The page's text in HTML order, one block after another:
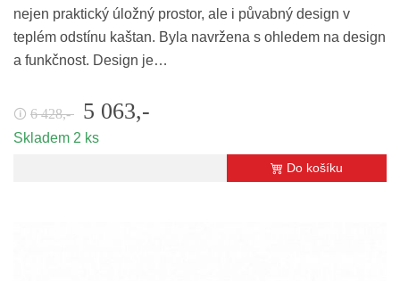
nejen praktický úložný prostor, ale i půvabný design v
teplém odstínu kaštan. Byla navržena s ohledem na design
a funkčnost. Design je…
🛈 6 428,- 5 063,-
Skladem 2 ks
Do košíku